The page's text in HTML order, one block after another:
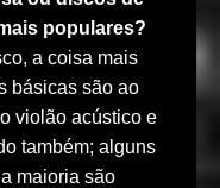
populares?
a coisa mais
básicas são ao
violão acústico e
também; alguns
maioria são